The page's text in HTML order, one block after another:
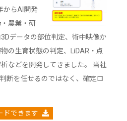
からAI開発
農業・研
データの部位判定、術中映像か
の生育状態の判定、LiDAR・点
などを開発してきました。 当社
断を任せるのではなく、確定ロ
ドできます